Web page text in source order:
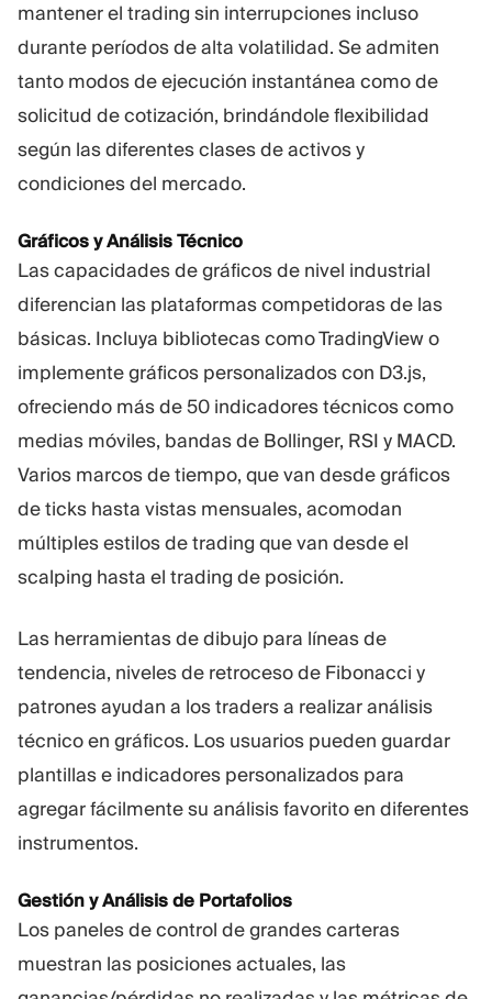
mantener el trading sin interrupciones incluso
durante períodos de alta volatilidad. Se admiten
tanto modos de ejecución instantánea como de
solicitud de cotización, brindándole flexibilidad
según las diferentes clases de activos y
condiciones del mercado.
Gráficos y Análisis Técnico
Las capacidades de gráficos de nivel industrial
diferencian las plataformas competidoras de las
básicas. Incluya bibliotecas como TradingView o
implemente gráficos personalizados con D3.js,
ofreciendo más de 50 indicadores técnicos como
medias móviles, bandas de Bollinger, RSI y MACD.
Varios marcos de tiempo, que van desde gráficos
de ticks hasta vistas mensuales, acomodan
múltiples estilos de trading que van desde el
scalping hasta el trading de posición.
Las herramientas de dibujo para líneas de
tendencia, niveles de retroceso de Fibonacci y
patrones ayudan a los traders a realizar análisis
técnico en gráficos. Los usuarios pueden guardar
plantillas e indicadores personalizados para
agregar fácilmente su análisis favorito en diferentes
instrumentos.
Gestión y Análisis de Portafolios
Los paneles de control de grandes carteras
muestran las posiciones actuales, las